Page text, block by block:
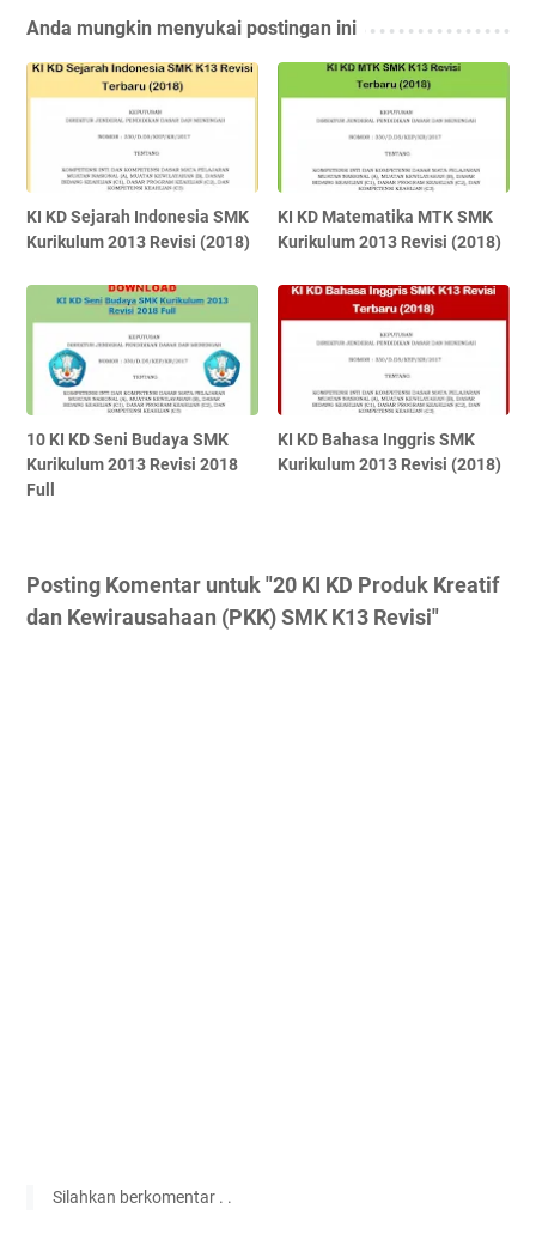
Anda mungkin menyukai postingan ini
KI KD Sejarah Indonesia SMK
Kurikulum 2013 Revisi (2018)
KI KD Matematika MTK SMK
Kurikulum 2013 Revisi (2018)
10 KI KD Seni Budaya SMK
Kurikulum 2013 Revisi 2018
Full
KI KD Bahasa Inggris SMK
Kurikulum 2013 Revisi (2018)
Posting Komentar untuk "20 KI KD Produk Kreatif
dan Kewirausahaan (PKK) SMK K13 Revisi"
Silahkan berkomentar . .